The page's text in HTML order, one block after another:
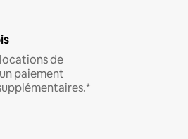
de
paiement